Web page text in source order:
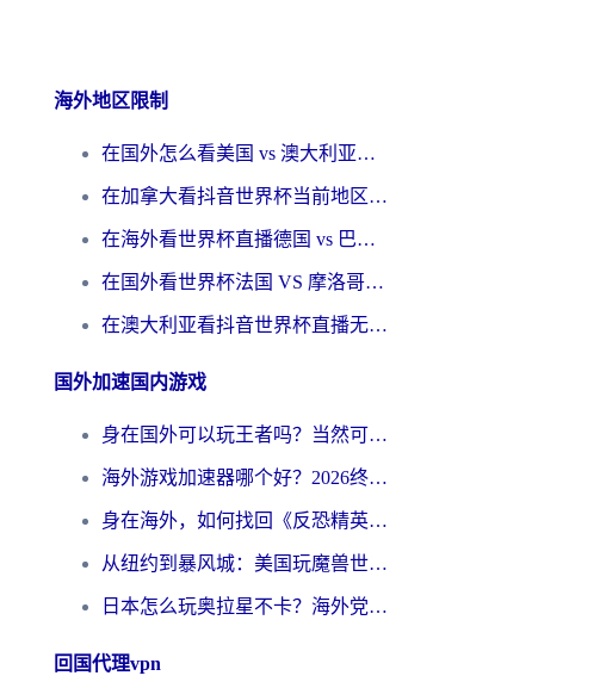
海外地区限制
在国外怎么看美国 vs 澳大利亚世界杯直播？海外党必藏的中文解说观赛指南
在加拿大看抖音世界杯当前地区不可播放？海外党体育观赛终极指南
在海外看世界杯直播德国 vs 巴拉圭当前IP受限制？这篇指南帮你轻松解决地区限制
在国外看世界杯法国 VS 摩洛哥仅限中国大陆？别让地域限制拦下你的欢呼
在澳大利亚看抖音世界杯直播无法播放？海外党体育观赛终极指南来了！
国外加速国内游戏
身在国外可以玩王者吗？当然可以，但你需要这份“加速”指南
海外游戏加速器哪个好？2026终极指南帮你畅玩国服+解决卡顿难题
身在海外，如何找回《反恐精英：全球攻势》国服的丝滑手感？一份给你的终极指南
从纽约到暴风城：美国玩魔兽世界，如何找到你的最佳网络航线
日本怎么玩奥拉星不卡？海外党国服游戏加速器选择全攻略
回国代理vpn